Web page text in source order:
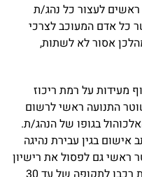
לעצור כל נהג/ת
כל אדם המעוכב לצרכי
כ-15 דקות במהלכן אסור לא לשתות,
מעידות על רמת ריכוז
התנועה ראשי לרשום
בגופו של הנהג/ת.
בגין עבירת נהיגה
ראשי גם לפסול את רישיון